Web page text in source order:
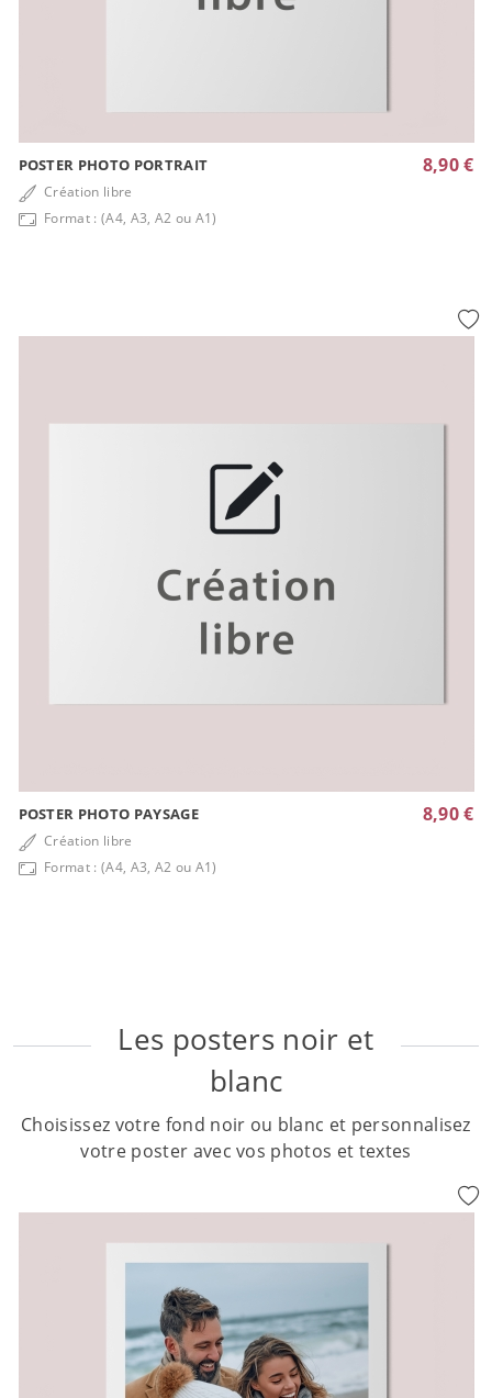
POSTER PHOTO PORTRAIT
Création libre
Format : (A4, A3, A2 ou A1)
8,90 €
POSTER PHOTO PAYSAGE
Création libre
Format : (A4, A3, A2 ou A1)
8,90 €
Les posters noir et
blanc
Choisissez votre fond noir ou blanc et personnalisez
votre poster avec vos photos et textes